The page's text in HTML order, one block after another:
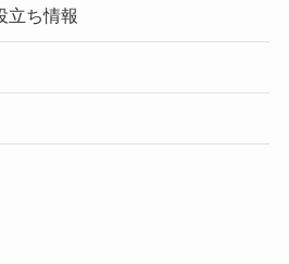
立ち情報